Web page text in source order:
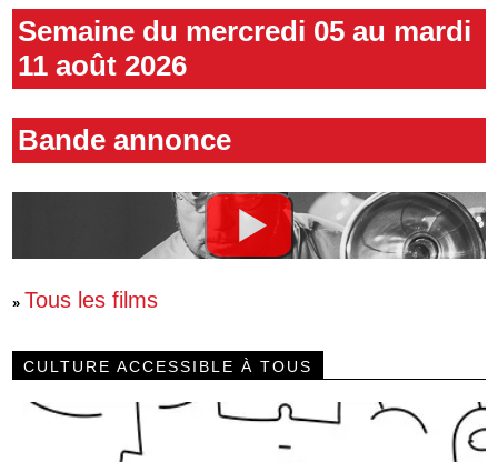
Semaine du mercredi 05 au mardi
11 août 2026
Bande annonce
» Tous les films
CULTURE ACCESSIBLE À TOUS